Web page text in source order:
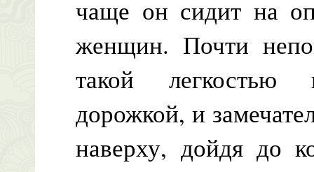
чаще он сидит на
женщин. Почти
такой легкостью
дорожкой, и
наверху, дойдя до